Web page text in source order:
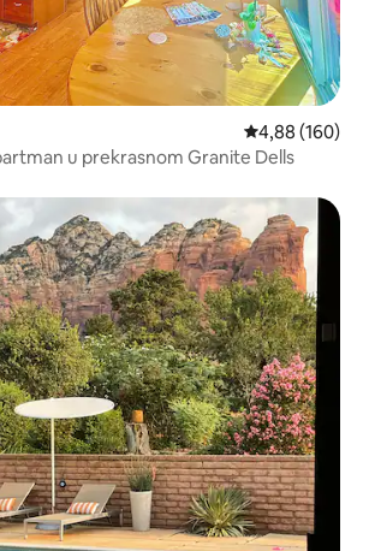
Prosječna
4,88 (160)
u prekrasnom Granite Dells